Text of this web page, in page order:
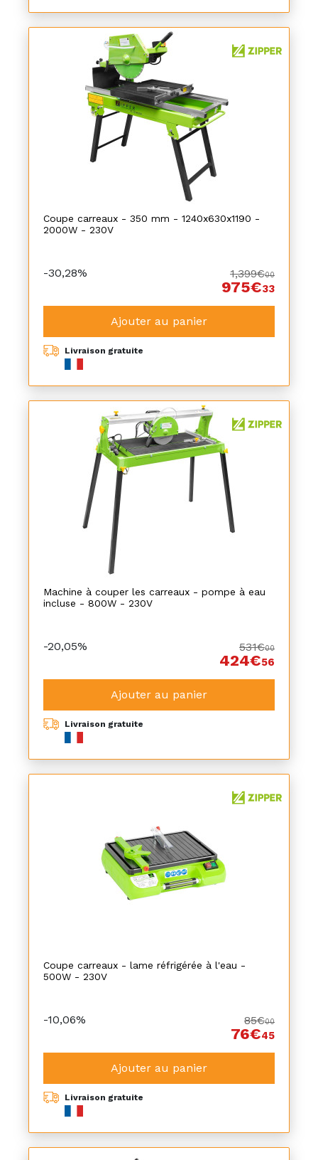
Coupe carreaux - 350 mm - 1240x630x1190 -
2000W - 230V
-30,28% 1,399€00
975€33
Ajouter au panier
Livraison gratuite
Machine à couper les carreaux - pompe à eau
incluse - 800W - 230V
-20,05% 531€00
424€56
Ajouter au panier
Livraison gratuite
Coupe carreaux - lame réfrigérée à l'eau -
500W - 230V
-10,06% 85€00
76€45
Ajouter au panier
Livraison gratuite